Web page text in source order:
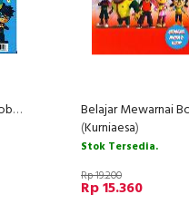
Buku Mewarnai Boboi Boy
(Kurniaesa)
Stok Tersedia.
Rp 19.200
Rp 15.360